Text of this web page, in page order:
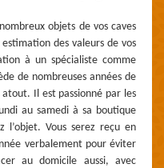
objets de vos caves
des valeurs de vos
à un spécialiste comme
de nombreuses années de
atout. Il est passionné par les
au samedi à sa boutique
l’objet. Vous serez reçu en
verbalement pour éviter
au domicile aussi, avec